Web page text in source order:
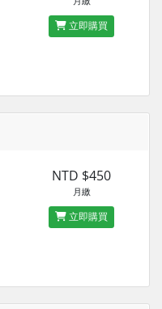
立即購買
NTD $450
月繳
立即購買